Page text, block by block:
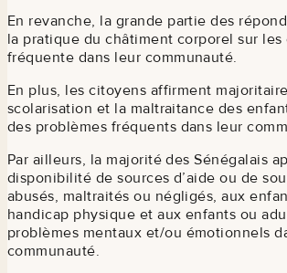
En revanche, la grande partie des
la pratique du châtiment corporel sur les
fréquente dans leur communauté.
En plus, les citoyens affirment
scolarisation et la maltraitance des
des problèmes fréquents dans leur
Par ailleurs, la majorité des Sénégalais
disponibilité de sources d’aide ou de
abusés, maltraités ou négligés, aux
handicap physique et aux enfants ou
problèmes mentaux et/ou émotionnels
communauté.